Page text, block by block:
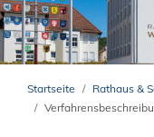
Startseite Rathaus &